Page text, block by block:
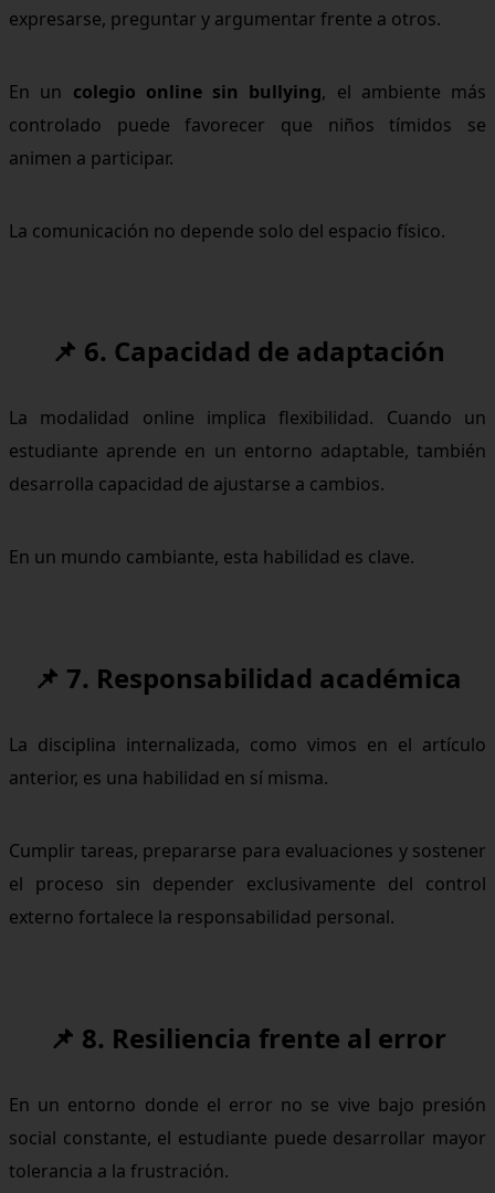
expresarse, preguntar y argumentar frente a otros.
En un colegio online sin bullying, el ambiente más
controlado puede favorecer que niños tímidos se
animen a participar.
La comunicación no depende solo del espacio físico.
📌 6. Capacidad de adaptación
La modalidad online implica flexibilidad. Cuando un
estudiante aprende en un entorno adaptable, también
desarrolla capacidad de ajustarse a cambios.
En un mundo cambiante, esta habilidad es clave.
📌 7. Responsabilidad académica
La disciplina internalizada, como vimos en el artículo
anterior, es una habilidad en sí misma.
Cumplir tareas, prepararse para evaluaciones y sostener
el proceso sin depender exclusivamente del control
externo fortalece la responsabilidad personal.
📌 8. Resiliencia frente al error
En un entorno donde el error no se vive bajo presión
social constante, el estudiante puede desarrollar mayor
tolerancia a la frustración.